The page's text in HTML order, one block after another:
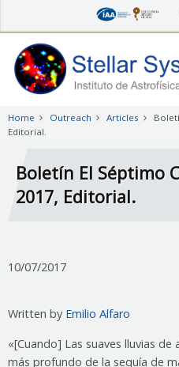
to
main
content
Home Outreach Articles
Editorial.
Boletín El Séptimo
2017, Editorial.
10/07/2017
Written by Emilio Alfaro
«[Cuando] Las suaves lluvias
más profundo de la sequía de